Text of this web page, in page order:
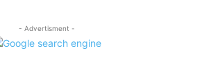
- Advertisment -